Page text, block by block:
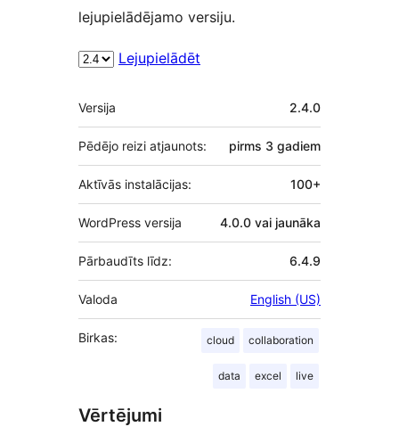
lejupielādējamo versiju.
Lejupielādēt
Meta
Versija 2.4.0
Pēdējo reizi atjaunots: pirms 3 gadiem
Aktīvās instalācijas: 100+
WordPress versija 4.0.0 vai jaunāka
Pārbaudīts līdz: 6.4.9
Valoda English (US)
Birkas: cloud collaboration
data excel live
Vērtējumi